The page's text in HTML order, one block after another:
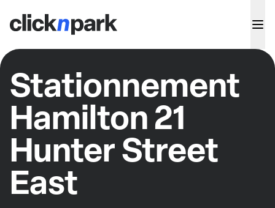
Stationnement
Hamilton 21
Hunter Street
East